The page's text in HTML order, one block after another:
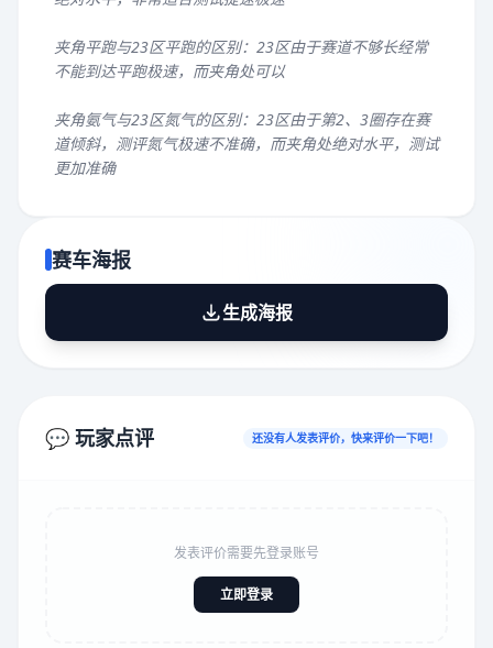
夹角平跑与23区平跑的区别：23区由于赛道不够长经常
不能到达平跑极速，而夹角处可以
夹角氨气与23区氮气的区别：23区由于第2、3圈存在赛
道倾斜，测评氮气极速不准确，而夹角处绝对水平，测试
更加准确
赛车海报
生成海报
💬 玩家点评 还没有人发表评价，快来评价一下吧！
发表评价需要先登录账号
立即登录